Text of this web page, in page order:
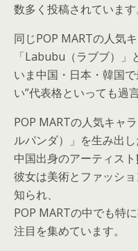
数多く投稿されています
同じPOP MARTの人気
「Labubu（ラブブ）」
いま中国・日本・韓国
い”代表格といっても過
POP MARTの人気キャ
ルパンダ）」を生み出し
中国出身のアーティスト
彼女は美術とファッシ
知られ、
POP MARTの中でも特
注目を集めています。